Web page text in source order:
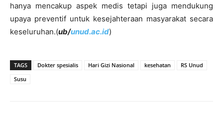
hanya mencakup aspek medis tetapi juga mendukung
upaya preventif untuk kesejahteraan masyarakat secara
keseluruhan.(ub/unud.ac.id)
TAGS Dokter spesialis Hari Gizi Nasional kesehatan
RS Unud
Susu